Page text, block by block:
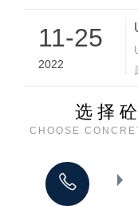
11-25
2022
选择
CHOOSE